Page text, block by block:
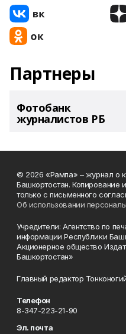
Партнеры
Фотобанк
журналистов РБ
© 2026 «Рампа» – журнал о
Башкортостан. Копирование
только с письменного
Об использовании
Учредители: Агентство по
информации Республики
Акционерное общество
Башкортостан»
Главный редактор
Телефон
8-347-223-21-90
Эл. почта